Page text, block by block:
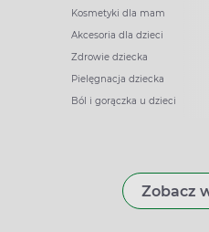
Kosmetyki dla mam
Akcesoria dla dzieci
Zdrowie dziecka
Pielęgnacja dziecka
Ból i gorączka u dzieci
Zobacz